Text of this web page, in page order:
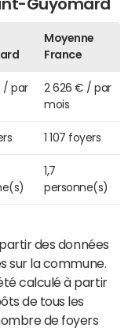
Guyomard
Moyenne
France
/ par
2 626 € / par
mois
1 107 foyers
1,7
personne(s)
des données
sur la commune.
calculé à partir
de tous les
de foyers